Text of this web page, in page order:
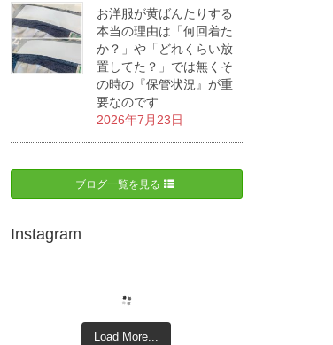
お洋服が黄ばんたりする
本当の理由は「何回着た
か？」や「どれくらい放
置してた？」では無くそ
の時の『保管状況』が重
要なのです
2026年7月23日
ブログ一覧を見る
Instagram
Load More...